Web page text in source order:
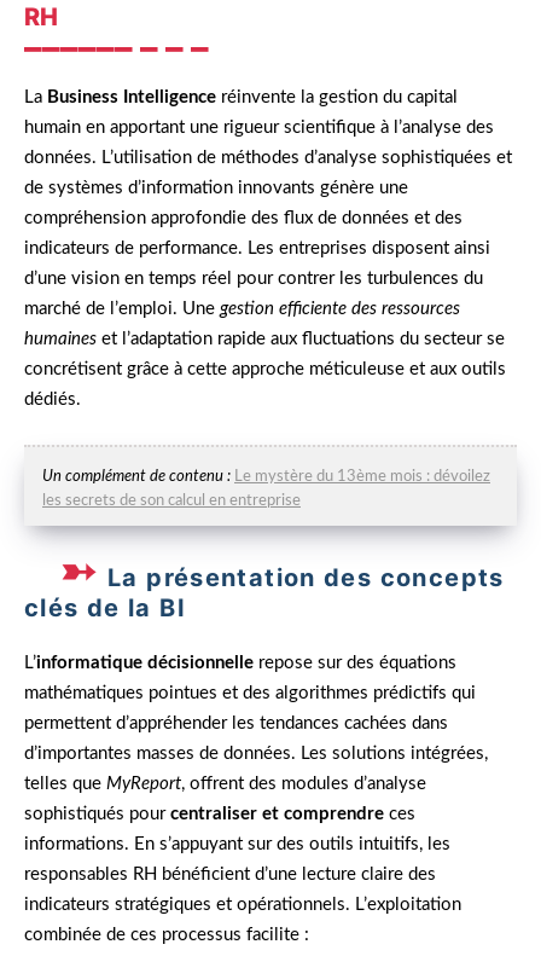
RH
La Business Intelligence réinvente la gestion du capital
humain en apportant une rigueur scientifique à l’analyse des
données. L’utilisation de méthodes d’analyse sophistiquées et
de systèmes d’information innovants génère une
compréhension approfondie des flux de données et des
indicateurs de performance. Les entreprises disposent ainsi
d’une vision en temps réel pour contrer les turbulences du
marché de l’emploi. Une gestion efficiente des ressources
humaines et l’adaptation rapide aux fluctuations du secteur se
concrétisent grâce à cette approche méticuleuse et aux outils
dédiés.
Un complément de contenu : Le mystère du 13ème mois : dévoilez
les secrets de son calcul en entreprise
La présentation des concepts
clés de la BI
L’informatique décisionnelle repose sur des équations
mathématiques pointues et des algorithmes prédictifs qui
permettent d’appréhender les tendances cachées dans
d’importantes masses de données. Les solutions intégrées,
telles que MyReport, offrent des modules d’analyse
sophistiqués pourcentraliser et comprendre ces
informations. En s’appuyant sur des outils intuitifs, les
responsables RH bénéficient d’une lecture claire des
indicateurs stratégiques et opérationnels. L’exploitation
combinée de ces processus facilite :